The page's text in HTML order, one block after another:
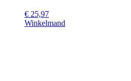
€ 25,97
Winkelmand